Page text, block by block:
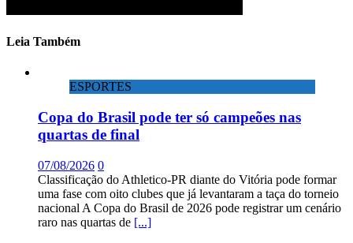
Leia Também
ESPORTES
Copa do Brasil pode ter só campeões nas
quartas de final
07/08/2026 0
Classificação do Athletico-PR diante do Vitória pode formar
uma fase com oito clubes que já levantaram a taça do torneio
nacional A Copa do Brasil de 2026 pode registrar um cenário
raro nas quartas de [...]